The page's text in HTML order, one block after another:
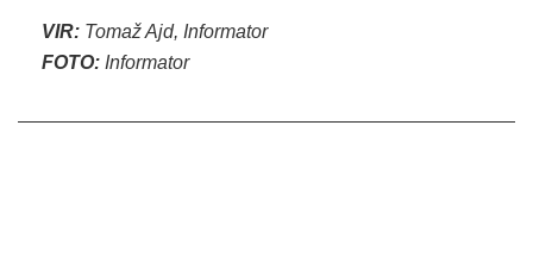
VIR: Tomaž Ajd, Informator
FOTO: Informator